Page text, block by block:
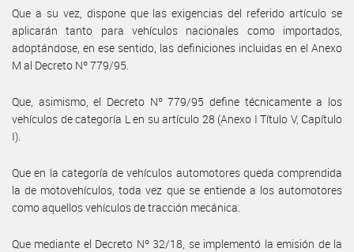
Que a su vez, dispone que las exigencias del referido artículo se
aplicarán tanto para vehículos nacionales como importados,
adoptándose, en ese sentido, las definiciones incluidas en el Anexo
M al Decreto Nº 779/95.
Que, asimismo, el Decreto Nº 779/95 define técnicamente a los
vehículos de categoría L en su artículo 28 (Anexo I Título V, Capítulo
I).
Que en la categoría de vehículos automotores queda comprendida
la de motovehículos, toda vez que se entiende a los automotores
como aquellos vehículos de tracción mecánica.
Que mediante el Decreto Nº 32/18, se implementó la emisión de la